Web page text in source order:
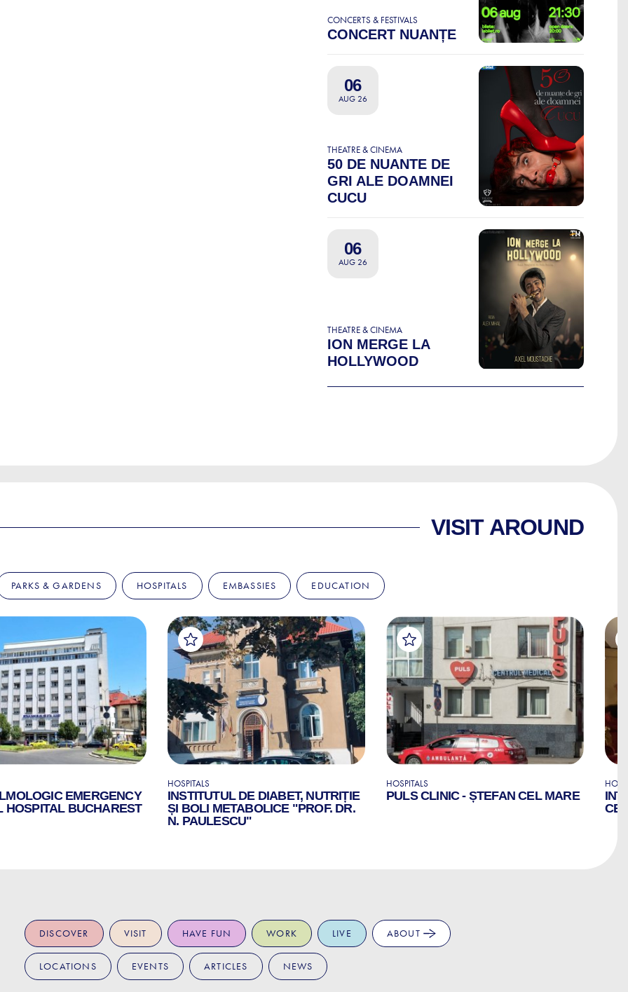
CONCERTS & FESTIVALS
CONCERT NUANȚE
06
AUG 26
THEATRE & CINEMA
50 DE NUANTE DE
GRI ALE DOAMNEI
CUCU
06
AUG 26
THEATRE & CINEMA
ION MERGE LA
HOLLYWOOD
VISIT AROUND
PARKS & GARDENS HOSPITALS EMBASSIES EDUCATION
EMERGENCY
HOSPITAL BUCHAREST
HOSPITALS
INSTITUTUL DE DIABET, NUTRIȚIE
ȘI BOLI METABOLICE "PROF. DR.
N. PAULESCU"
HOSPITALS
PULS CLINIC - ȘTEFAN CEL MARE
DISCOVER VISIT HAVE FUN WORK LIVE ABOUT
LOCATIONS EVENTS ARTICLES NEWS